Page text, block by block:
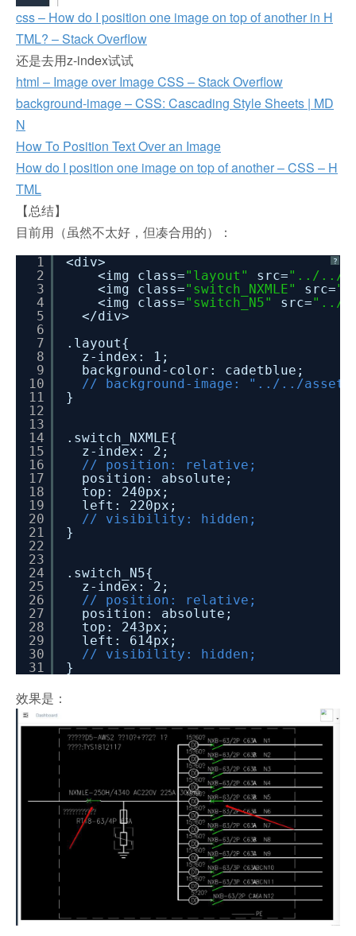
css – How do I position one image on top of another in H
TML? – Stack Overflow
还是去用z-index试试
html – Image over Image CSS – Stack Overflow
background-image – CSS: Cascading Style Sheets | MD
N
How To Position Text Over an Image
How do I position one image on top of another – CSS – H
TML
【总结】
目前用（虽然不太好，但凑合用的）：
?
1
2
3
4
5
6
7
8
9
10
11
12
13
14
15
16
17
18
19
20
21
22
23
24
25
26
27
28
29
30
31
<div>
<img class="layout" src="../../
<img class="switch_NXMLE" src=
<img class="switch_N5" src="../../
</div>
.layout{
z-index: 1;
background-color: cadetblue;
// background-image: "../../
}
.switch_NXMLE{
z-index: 2;
// position: relative;
position: absolute;
top: 240px;
left: 220px;
// visibility: hidden;
}
.switch_N5{
z-index: 2;
// position: relative;
position: absolute;
top: 243px;
left: 614px;
// visibility: hidden;
}
效果是：